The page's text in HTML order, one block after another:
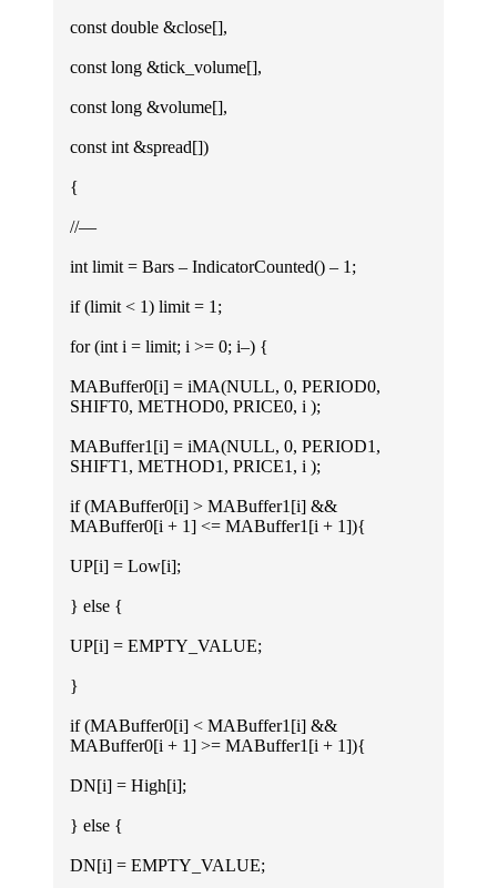
const double &close[],
const long &tick_volume[],
const long &volume[],
const int &spread[])
{
//—
int limit = Bars – IndicatorCounted() – 1;
if (limit < 1) limit = 1;
for (int i = limit; i >= 0; i–) {
MABuffer0[i] = iMA(NULL, 0, PERIOD0,
SHIFT0, METHOD0, PRICE0, i );
MABuffer1[i] = iMA(NULL, 0, PERIOD1,
SHIFT1, METHOD1, PRICE1, i );
if (MABuffer0[i] > MABuffer1[i] &&
MABuffer0[i + 1] <= MABuffer1[i + 1]){
UP[i] = Low[i];
} else {
UP[i] = EMPTY_VALUE;
}
if (MABuffer0[i] < MABuffer1[i] &&
MABuffer0[i + 1] >= MABuffer1[i + 1]){
DN[i] = High[i];
} else {
DN[i] = EMPTY_VALUE;